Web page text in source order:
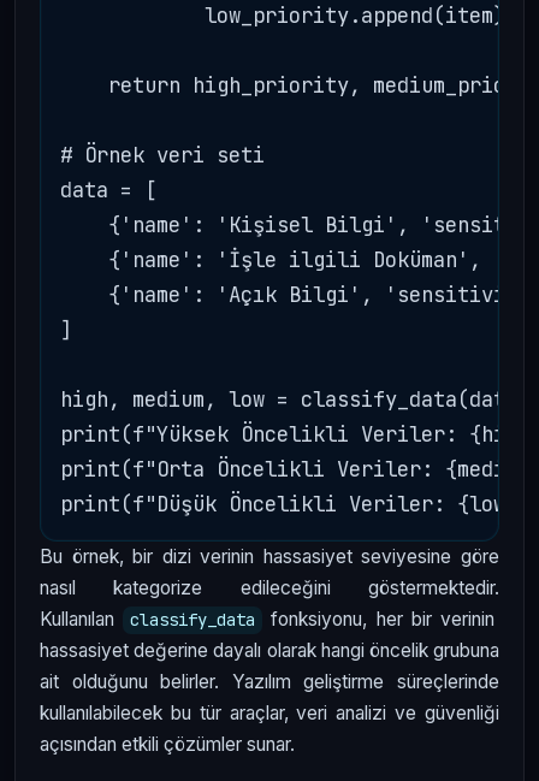
            low_priority.append(item)
return high_priority,
# Örnek veri seti
data = [
{'name': 'Kişisel Bilgi',
{'name': 'İşle ilgili Doküman',
{'name': 'Açık Bilgi',
]
high, medium, low = classify_data(data)
print(f"Yüksek Öncelikli Veriler:
print(f"Orta Öncelikli Veriler:
Bu örnek, bir dizi verinin hassasiyet seviyesine göre
nasıl kategorize edileceğini göstermektedir.
Kullanılan
classify_data
fonksiyonu, her bir verinin
hassasiyet değerine dayalı olarak hangi öncelik grubuna
ait olduğunu belirler. Yazılım geliştirme süreçlerinde
kullanılabilecek bu tür araçlar, veri analizi ve güvenliği
açısından etkili çözümler sunar.